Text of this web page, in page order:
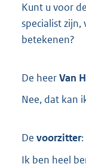
Kunt u voor
specialist
betekenen?
De heerVan
Nee, dat kan
De voorzitter:
Ik ben heel